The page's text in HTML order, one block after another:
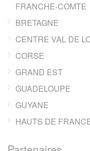
FRANCHE-COMTE
BRETAGNE
CENTRE VAL DE
CORSE
GRAND EST
GUADELOUPE
GUYANE
HAUTS DE